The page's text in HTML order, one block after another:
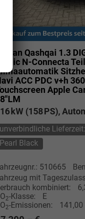
Nissan Qashqai 1.3
Tronic N-Connecta
ACC PDC v+h
Apple
kW (158 PS),
unverbindliche Lieferzeit:
Pearl Black
510665
mit
kombiniert:
2-Klasse:
E
2-Emissionen: